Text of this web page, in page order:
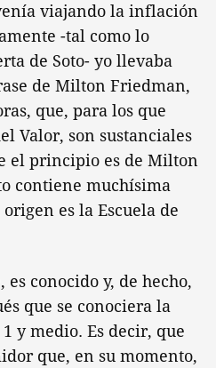
viajando la inflación
-tal como lo
de Soto- yo llevaba
de Milton Friedman,
que, para los que
Valor, son sustanciales
el principio es de Milton
contiene muchísima
es la Escuela de
conocido y, de hecho,
que se conociera la
y medio. Es decir, que
que, en su momento,